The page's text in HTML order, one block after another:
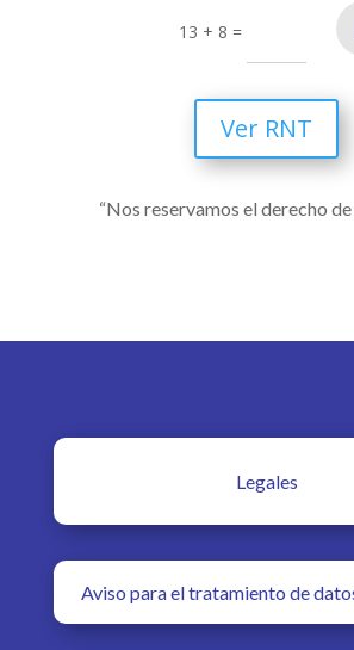
13 + 8 =
Ver RNT
“Nos reservamos el derecho
Legales
Aviso para el tratamiento de